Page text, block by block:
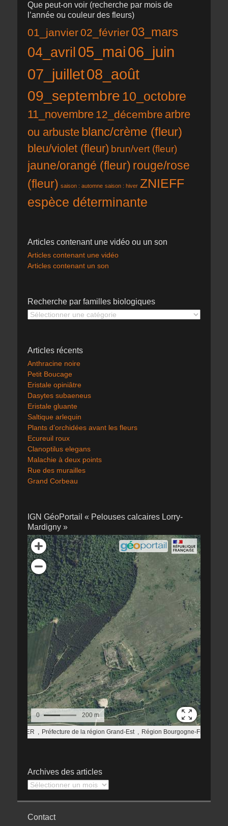
Que peut-on voir (recherche par mois de
l’année ou couleur des fleurs)
01_janvier02_février 03_mars
04_avril 05_mai06_juin
07_juillet08_août
09_septembre 10_octobre
11_novembre 12_décembre arbre
ou arbuste blanc/crème (fleur)
bleu/violet (fleur) brun/vert (fleur)
jaune/orangé (fleur) rouge/rose
(fleur) saison : automne saison : hiver ZNIEFF
espèce déterminante
Articles contenant une vidéo ou un son
Articles contenant une vidéo
Articles contenant un son
Recherche par familles biologiques
Recherche
biologiques
Articles récents
Anthracine noire
Petit Boucage
Eristale opiniâtre
Dasytes subaeneus
Eristale gluante
Saltique arlequin
Plants d’orchidées avant les fleurs
Ecureuil roux
Clanoptilus elegans
Malachie à deux points
Rue des murailles
Grand Corbeau
IGN GéoPortail « Pelouses calcaires Lorry-
Mardigny »
Archives des articles
Archives
Contact